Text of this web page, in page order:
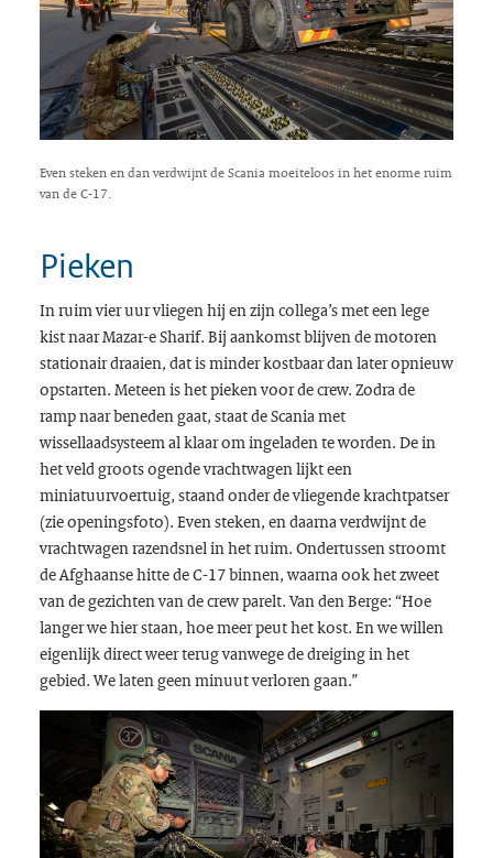
Even steken en dan verdwijnt de Scania moeiteloos in het enorme ruim
van de C-17.
Pieken
In ruim vier uur vliegen hij en zijn collega’s met een lege
kist naar Mazar-e Sharif. Bij aankomst blijven de motoren
stationair draaien, dat is minder kostbaar dan later opnieuw
opstarten. Meteen is het pieken voor de crew. Zodra de
ramp naar beneden gaat, staat de Scania met
wissellaadsysteem al klaar om ingeladen te worden. De in
het veld groots ogende vrachtwagen lijkt een
miniatuurvoertuig, staand onder de vliegende krachtpatser
(zie openingsfoto). Even steken, en daarna verdwijnt de
vrachtwagen razendsnel in het ruim. Ondertussen stroomt
de Afghaanse hitte de C-17 binnen, waarna ook het zweet
van de gezichten van de crew parelt. Van den Berge: “Hoe
langer we hier staan, hoe meer peut het kost. En we willen
eigenlijk direct weer terug vanwege de dreiging in het
gebied. We laten geen minuut verloren gaan.”